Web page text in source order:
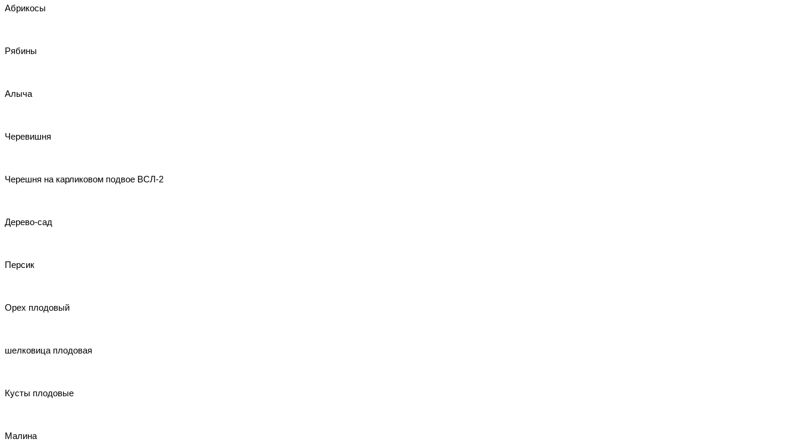
Абрикосы
Рябины
Алыча
Черевишня
Черешня на карликовом подвое ВСЛ-2
Дерево-сад
Персик
Орех плодовый
шелковица плодовая
Кусты плодовые
Малина